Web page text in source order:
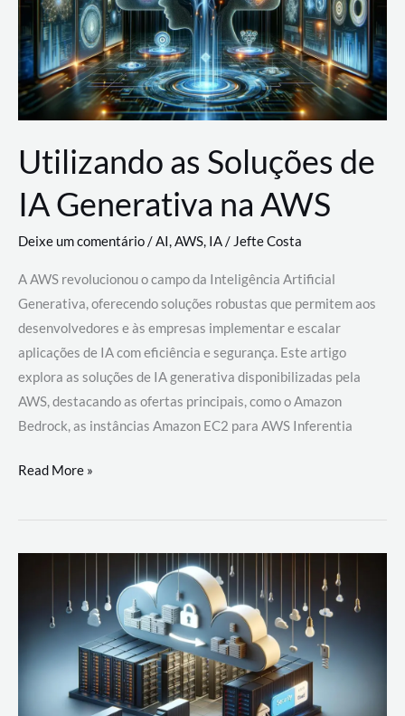
Utilizando as Soluções de
IA Generativa na AWS
Deixe um comentário/AI,AWS, IA/Jefte Costa
A AWS revolucionou o campo da Inteligência Artificial
Generativa, oferecendo soluções robustas que permitem aos
desenvolvedores e às empresas implementar e escalar
aplicações de IA com eficiência e segurança. Este artigo
explora as soluções de IA generativa disponibilizadas pela
AWS, destacando as ofertas principais, como o Amazon
Bedrock, as instâncias Amazon EC2 para AWS Inferentia
Utilizando
Soluções
AWS
Read More »